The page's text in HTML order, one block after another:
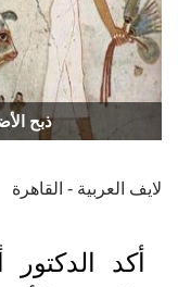
ذبح
لايف العربية - القاهرة
أكد